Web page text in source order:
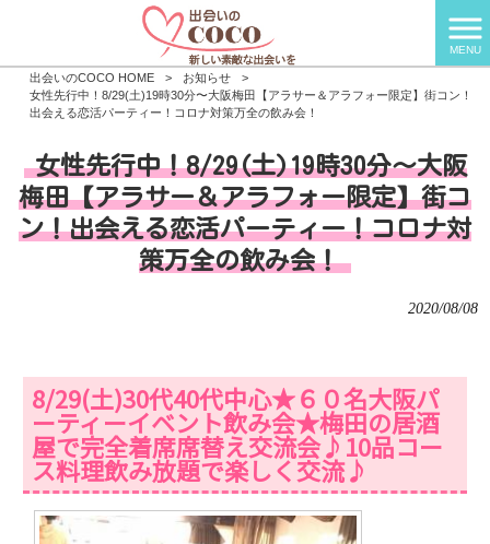
MENU
出会いのCOCO HOME > お知らせ
>
女性先行中！8/29(土)19時30分〜大阪梅田【アラサー＆アラフォー限定】街コン！
出会える恋活パーティー！コロナ対策万全の飲み会！
女性先行中！8/29(土)19時30分〜大阪
梅田【アラサー＆アラフォー限定】街コ
ン！出会える恋活パーティー！コロナ対
策万全の飲み会！
2020/08/08
8/29(土)30代40代中心★６０名大阪パ
ーティーイベント飲み会★梅田の居酒
屋で完全着席席替え交流会♪10品コー
ス料理飲み放題で楽しく交流♪